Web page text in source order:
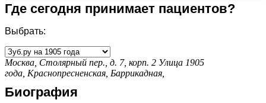
Где сегодня принимает пациентов?
Выбрать:
Москва, Столярный пер., д. 7, корп. 2 Улица 1905
года, Краснопресненская, Баррикадная,
Биография